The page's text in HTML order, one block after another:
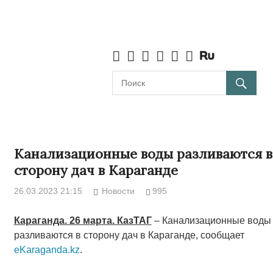
Канализационные воды разливаются в
сторону дач в Караганде
26.03.2023 21:15 Новости 995
Караганда. 26 марта. КазТАГ– Канализационные воды
разливаются в сторону дач в Караганде, сообщает
eKaraganda.kz.